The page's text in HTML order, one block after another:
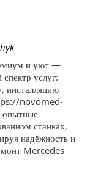
и уют —
услуг:
инсталляцию
novomed-
опытные
станках,
надёжность и
Mercedes